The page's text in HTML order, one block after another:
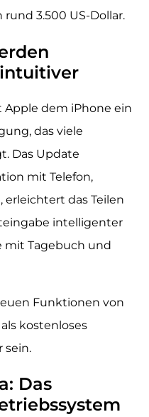
3.500 US-Dollar.
Apple dem iPhone ein
das viele
Das Update
mit Telefon,
erleichtert das Teilen
intelligenter
mit Tagebuch und
Funktionen von
kostenloses
sein.
Das